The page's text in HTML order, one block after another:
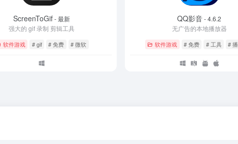
ScreenToGif- 最新
强大的 gif 录制 剪辑工具
软件游戏 # gif # 免费 # 微软
QQ影音- 4.6.2
无广告的本地播放器
软件游戏 # 免费 # 工具 #